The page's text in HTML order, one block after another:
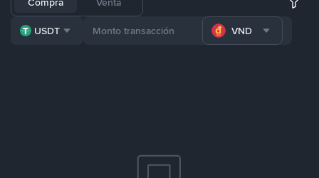
USDT VND